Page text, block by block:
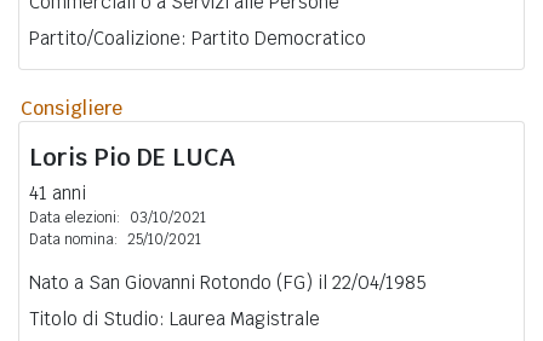
Partito/Coalizione: Partito Democratico
Consigliere
Loris Pio DE LUCA
41 anni
Data elezioni:
03/10/2021
Data nomina: 25/10/2021
Nato a San Giovanni Rotondo (FG) il 22/04/1985
Titolo di Studio: Laurea Magistrale